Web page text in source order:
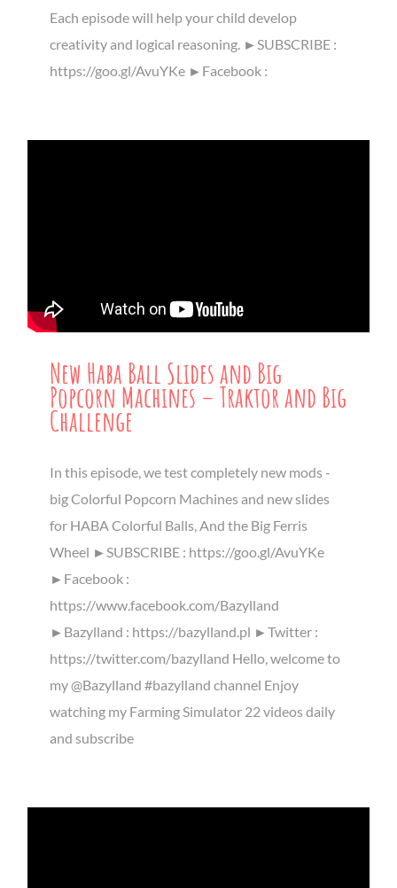
Each episode will help your child develop
creativity and logical reasoning. ►SUBSCRIBE :
https://goo.gl/AvuYKe ►Facebook :
New Haba Ball Slides and Big
Popcorn Machines – Traktor and Big
Challenge
In this episode, we test completely new mods -
big Colorful Popcorn Machines and new slides
for HABA Colorful Balls, And the Big Ferris
Wheel ►SUBSCRIBE : https://goo.gl/AvuYKe
►Facebook :
https://www.facebook.com/Bazylland
►Bazylland : https://bazylland.pl ►Twitter :
https://twitter.com/bazylland Hello, welcome to
my @Bazylland #bazylland channel Enjoy
watching my Farming Simulator 22 videos daily
and subscribe